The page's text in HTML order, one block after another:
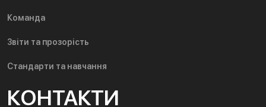
Команда
Звіти та прозорість
Стандарти та навчання
КОНТАКТИ